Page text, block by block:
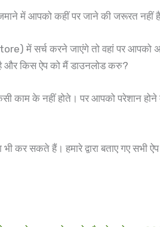
में आपको कहीं पर जाने की जरूरत नहीं
में सर्च करने जाएंगे तो वहां पर
और किस ऐप को मैं डाउनलोड करु?
के नहीं होते। पर आपको परेशान होने
सकते हैं। हमारे द्वारा बताए गए सभी